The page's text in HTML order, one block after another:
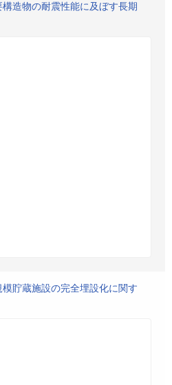
造物の耐震性能に及ぼす長期
貯蔵施設の完全埋設化に関す